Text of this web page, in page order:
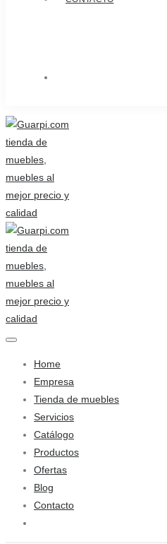
Home
Empresa
Tienda de muebles
Servicios
Catálogo
Productos
Ofertas
Blog
Contacto